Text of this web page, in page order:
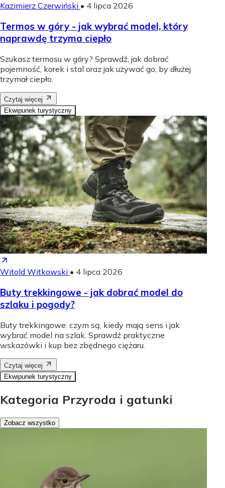
Kazimierz Czerwiński • 4 lipca 2026
Termos w góry - jak wybrać model, który
naprawdę trzyma ciepło
Szukasz termosu w góry? Sprawdź, jak dobrać
pojemność, korek i stal oraz jak używać go, by dłużej
trzymał ciepło.
Czytaj więcej
Ekwipunek turystyczny
Witold Witkowski • 4 lipca 2026
Buty trekkingowe - jak dobrać model do
szlaku i pogody?
Buty trekkingowe: czym są, kiedy mają sens i jak
wybrać model na szlak. Sprawdź praktyczne
wskazówki i kup bez zbędnego ciężaru.
Czytaj więcej
Ekwipunek turystyczny
Kategoria Przyroda i gatunki
Zobacz wszystko